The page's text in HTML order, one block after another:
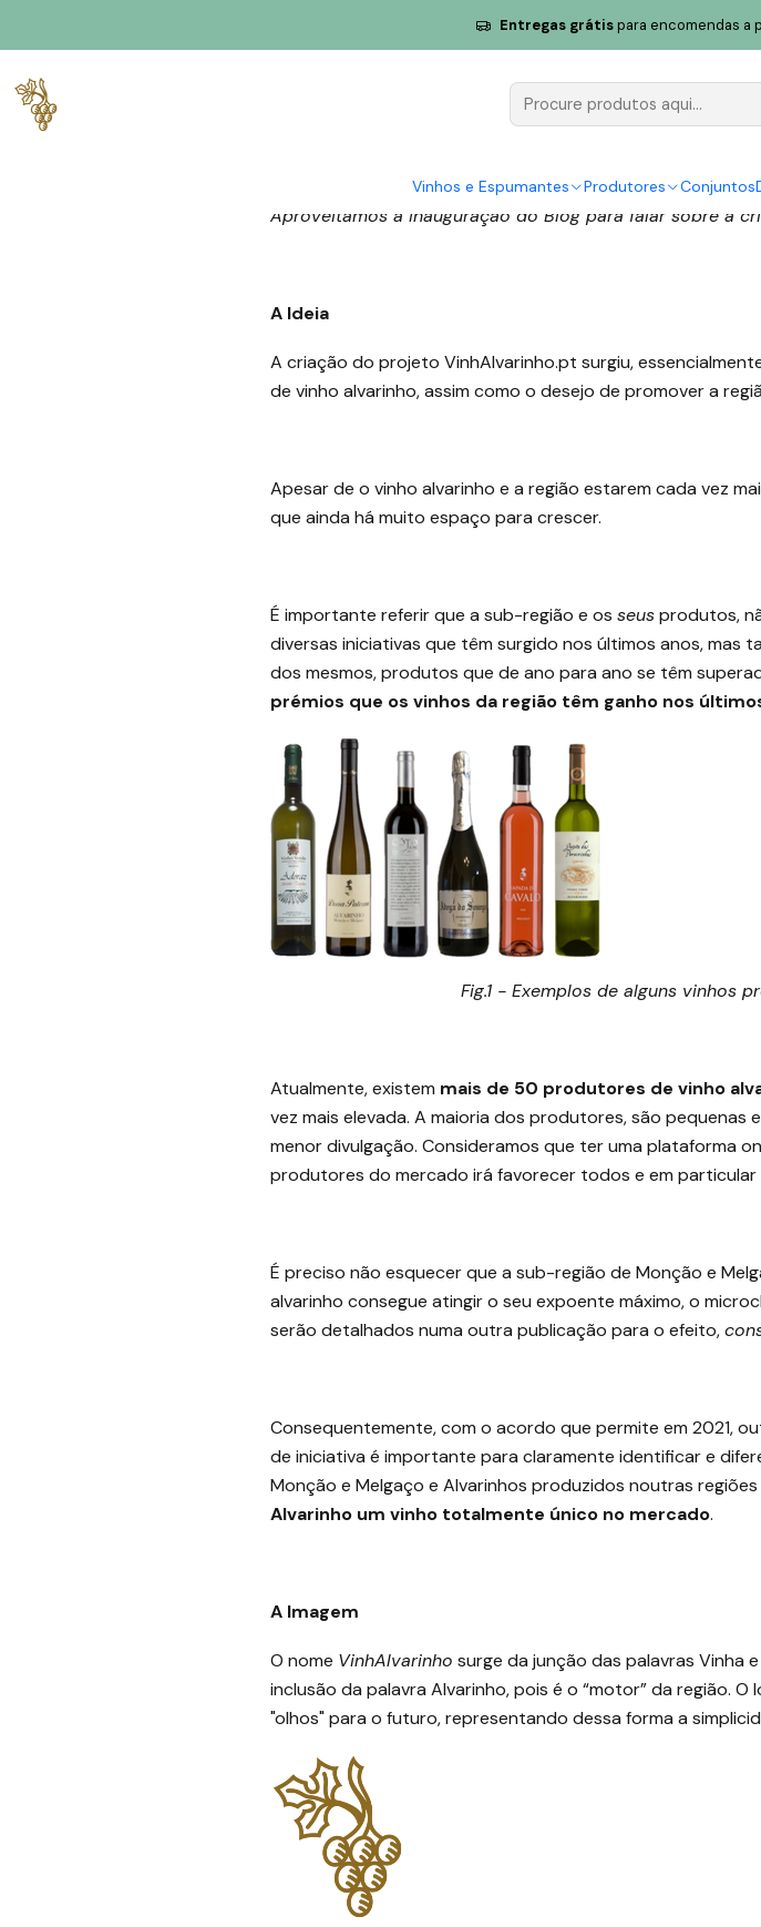
Vinhos e Espumantes Produtores Conjuntos
Entregas grátispara encomendas a
O Projeto
Aproveitamos a inauguração do Blog para falar sobre a
A Ideia
A criação do projeto VinhAlvarinho.pt surgiu,
de vinho alvarinho, assim como o desejo de promover a
Apesar de o vinho alvarinho e a região estarem cada vez
que ainda há muito espaço para crescer.
É importante referir que a sub-região e os seusprodutos,
diversas iniciativas que têm surgido nos últimos anos, mas
dos mesmos, produtos que de ano para ano se têm
prémios que os vinhos da região têm ganho nos
Fig.1 - Exemplos de alguns vinhos
Atualmente, existem mais de 50 produtores de vinho
vez mais elevada. A maioria dos produtores, são pequenas
menor divulgação. Consideramos que ter uma plataforma
produtores do mercado irá favorecer todos e em particular
É preciso não esquecer que a sub-região de Monção e
alvarinho consegue atingir o seu expoente máximo, o
serão detalhados numa outra publicação para o efeito,
Consequentemente, com o acordo que permite em 2021,
de iniciativa é importante para claramente identificar e
Monção e Melgaço e Alvarinhos produzidos noutras
Alvarinho um vinho totalmente único no mercado.
A Imagem
O nome VinhAlvarinho surge da junção das palavras Vinha
inclusão da palavra Alvarinho, pois é o “motor” da região.
"olhos" para o futuro, representando dessa forma a